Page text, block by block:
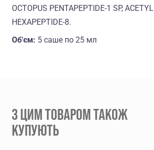
OCTOPUS PENTAPEPTIDE-1 SP, ACETYL
HEXAPEPTIDE-8.
Об'єм: 5 саше по 25 мл
З ЦИМ ТОВАРОМ ТАКОЖ
КУПУЮТЬ